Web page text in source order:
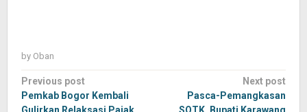
by Oban
Post
navigation
Previous post
Pemkab Bogor Kembali
Next post
Pasca-Pemangkasan